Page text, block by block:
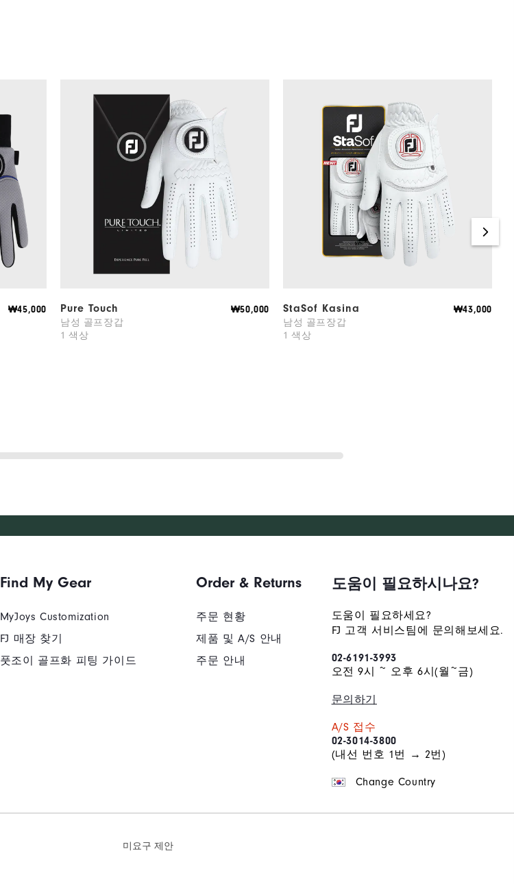
₩45,000 Pure Touch
남성 골프장갑
₩50,000
1 색상
StaSof Kasina
남성 골프장갑
₩43,000
1 색상
Find My Gear
MyJoys Customization
FJ 매장 찾기
풋조이 골프화 피팅 가이드
Order & Returns
주문 현황
제품 및 A/S 안내
주문 안내
도움이 필요하시나요?
도움이 필요하세요?
FJ 고객 서비스팀에 문의해보세요.
02-6191-3993
오전 9시 ~ 오후 6시(월~금)
문의하기
A/S 접수
02-3014-3800
(내선 번호 1번 → 2번)
Change Country
미요구 제안